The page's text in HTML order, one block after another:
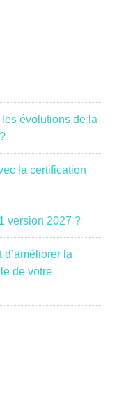
évolutions de la
la certification
version 2027 ?
d’améliorer la
de votre